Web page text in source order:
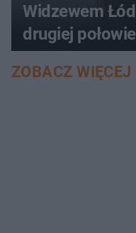
Widzewem
drugiej
ZOBACZ WIĘCEJ